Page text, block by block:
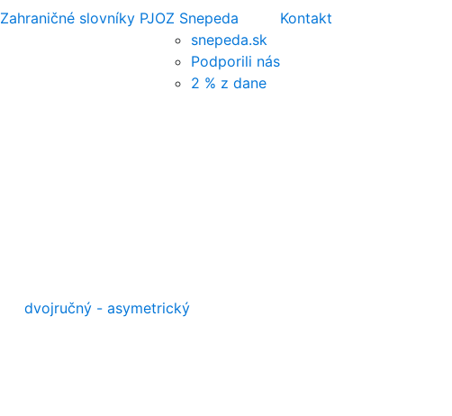
Zahraničné slovníky PJOZ Snepeda
snepeda.sk
Podporili nás
2 % z dane
Kontakt
dvojručný - asymetrický